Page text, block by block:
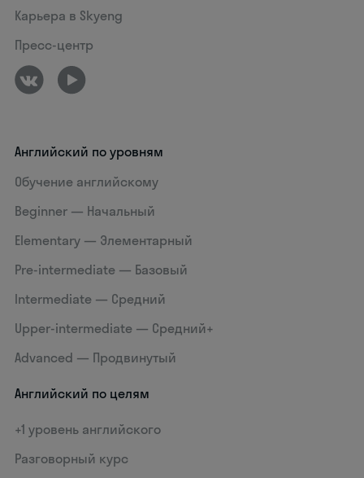
Карьера в Skyeng
Пресс-центр
Английский по уровням
Обучение английскому
Beginner — Начальный
Elementary — Элементарный
Pre-intermediate — Базовый
Intermediate — Средний
Upper-intermediate — Средний+
Advanced — Продвинутый
Английский по целям
+1 уровень английского
Разговорный курс